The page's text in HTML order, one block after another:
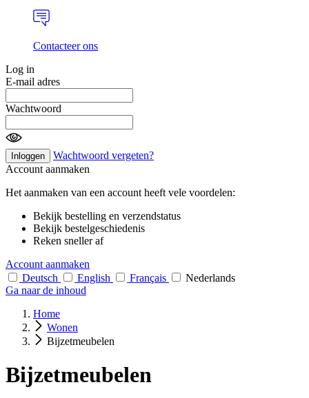
Contacteer ons
Log in
E-mail adres
Wachtwoord
Inloggen
Wachtwoord vergeten?
Account aanmaken
Het aanmaken van een account heeft vele voordelen:
Bekijk bestelling en verzendstatus
Bekijk bestelgeschiedenis
Reken sneller af
Account aanmaken
Deutsch
English Français
Nederlands
Ga naar de inhoud
Home
Wonen
Bijzetmeubelen
Bijzetmeubelen